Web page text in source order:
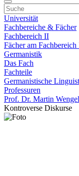
Universität
Fachbereiche & Fächer
Fachbereich II
Fächer am Fachbereich
Germanistik
Das Fach
Fachteile
Germanistische
Professuren
Prof. Dr. Martin
Kontroverse Diskurse